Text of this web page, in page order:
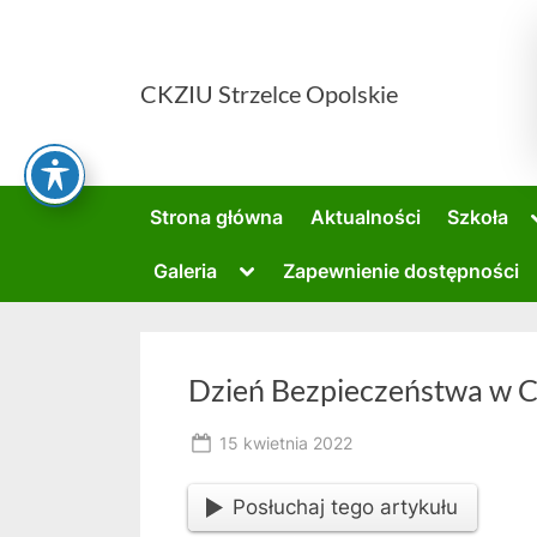
CKZIU Strzelce Opolskie
Strona główna Aktualności Szkoła
Galeria
Toggle
menu
Zapewnienie dostępności
Dzień Bezpieczeństwa w
Posted
15 kwietnia 2022
Posłuchaj tego artykułu